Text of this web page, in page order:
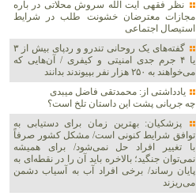
نظر فقهی آیت الله سروش محلاتی در باره
مجازات معترضان خشونت طلب در شرایط
استیصال اجتماعی
گفته‌های یک روحانی تندرو و ردپای بیش از ۳
یا ۴ جرم جدی امنیتی و کیفری / آن‌هایی که
می‌خواهند به ۲۵۰ هزار نفر بپیوندند بدانند
یادداشتی از: محمدتقی فاضل میبدی
چه جریانی پشت این داستان تلخ است؟
پزشکیان‌: بهترین زمان برای دستیابی به
توافق شرایط کنونی است/ مشکل کشور صرفاً
با تغییر افراد حل نمی‌شود/ برای همیشه
نمی‌توان جنگید؛ بالاخره باید آن را در نقطه‌ای به
پایان رساند/ برخی افراد آب به آسیاب دشمن
می‌ریزند